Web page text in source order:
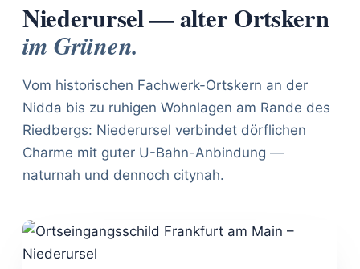
Niederursel — alter Ortskern
im Grünen.
Vom historischen Fachwerk-Ortskern an der
Nidda bis zu ruhigen Wohnlagen am Rande des
Riedbergs: Niederursel verbindet dörflichen
Charme mit guter U-Bahn-Anbindung —
naturnah und dennoch citynah.